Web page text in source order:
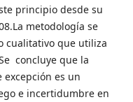
principio desde su
metodología se
cualitativo que utiliza
concluye que la
es un
e incertidumbre en